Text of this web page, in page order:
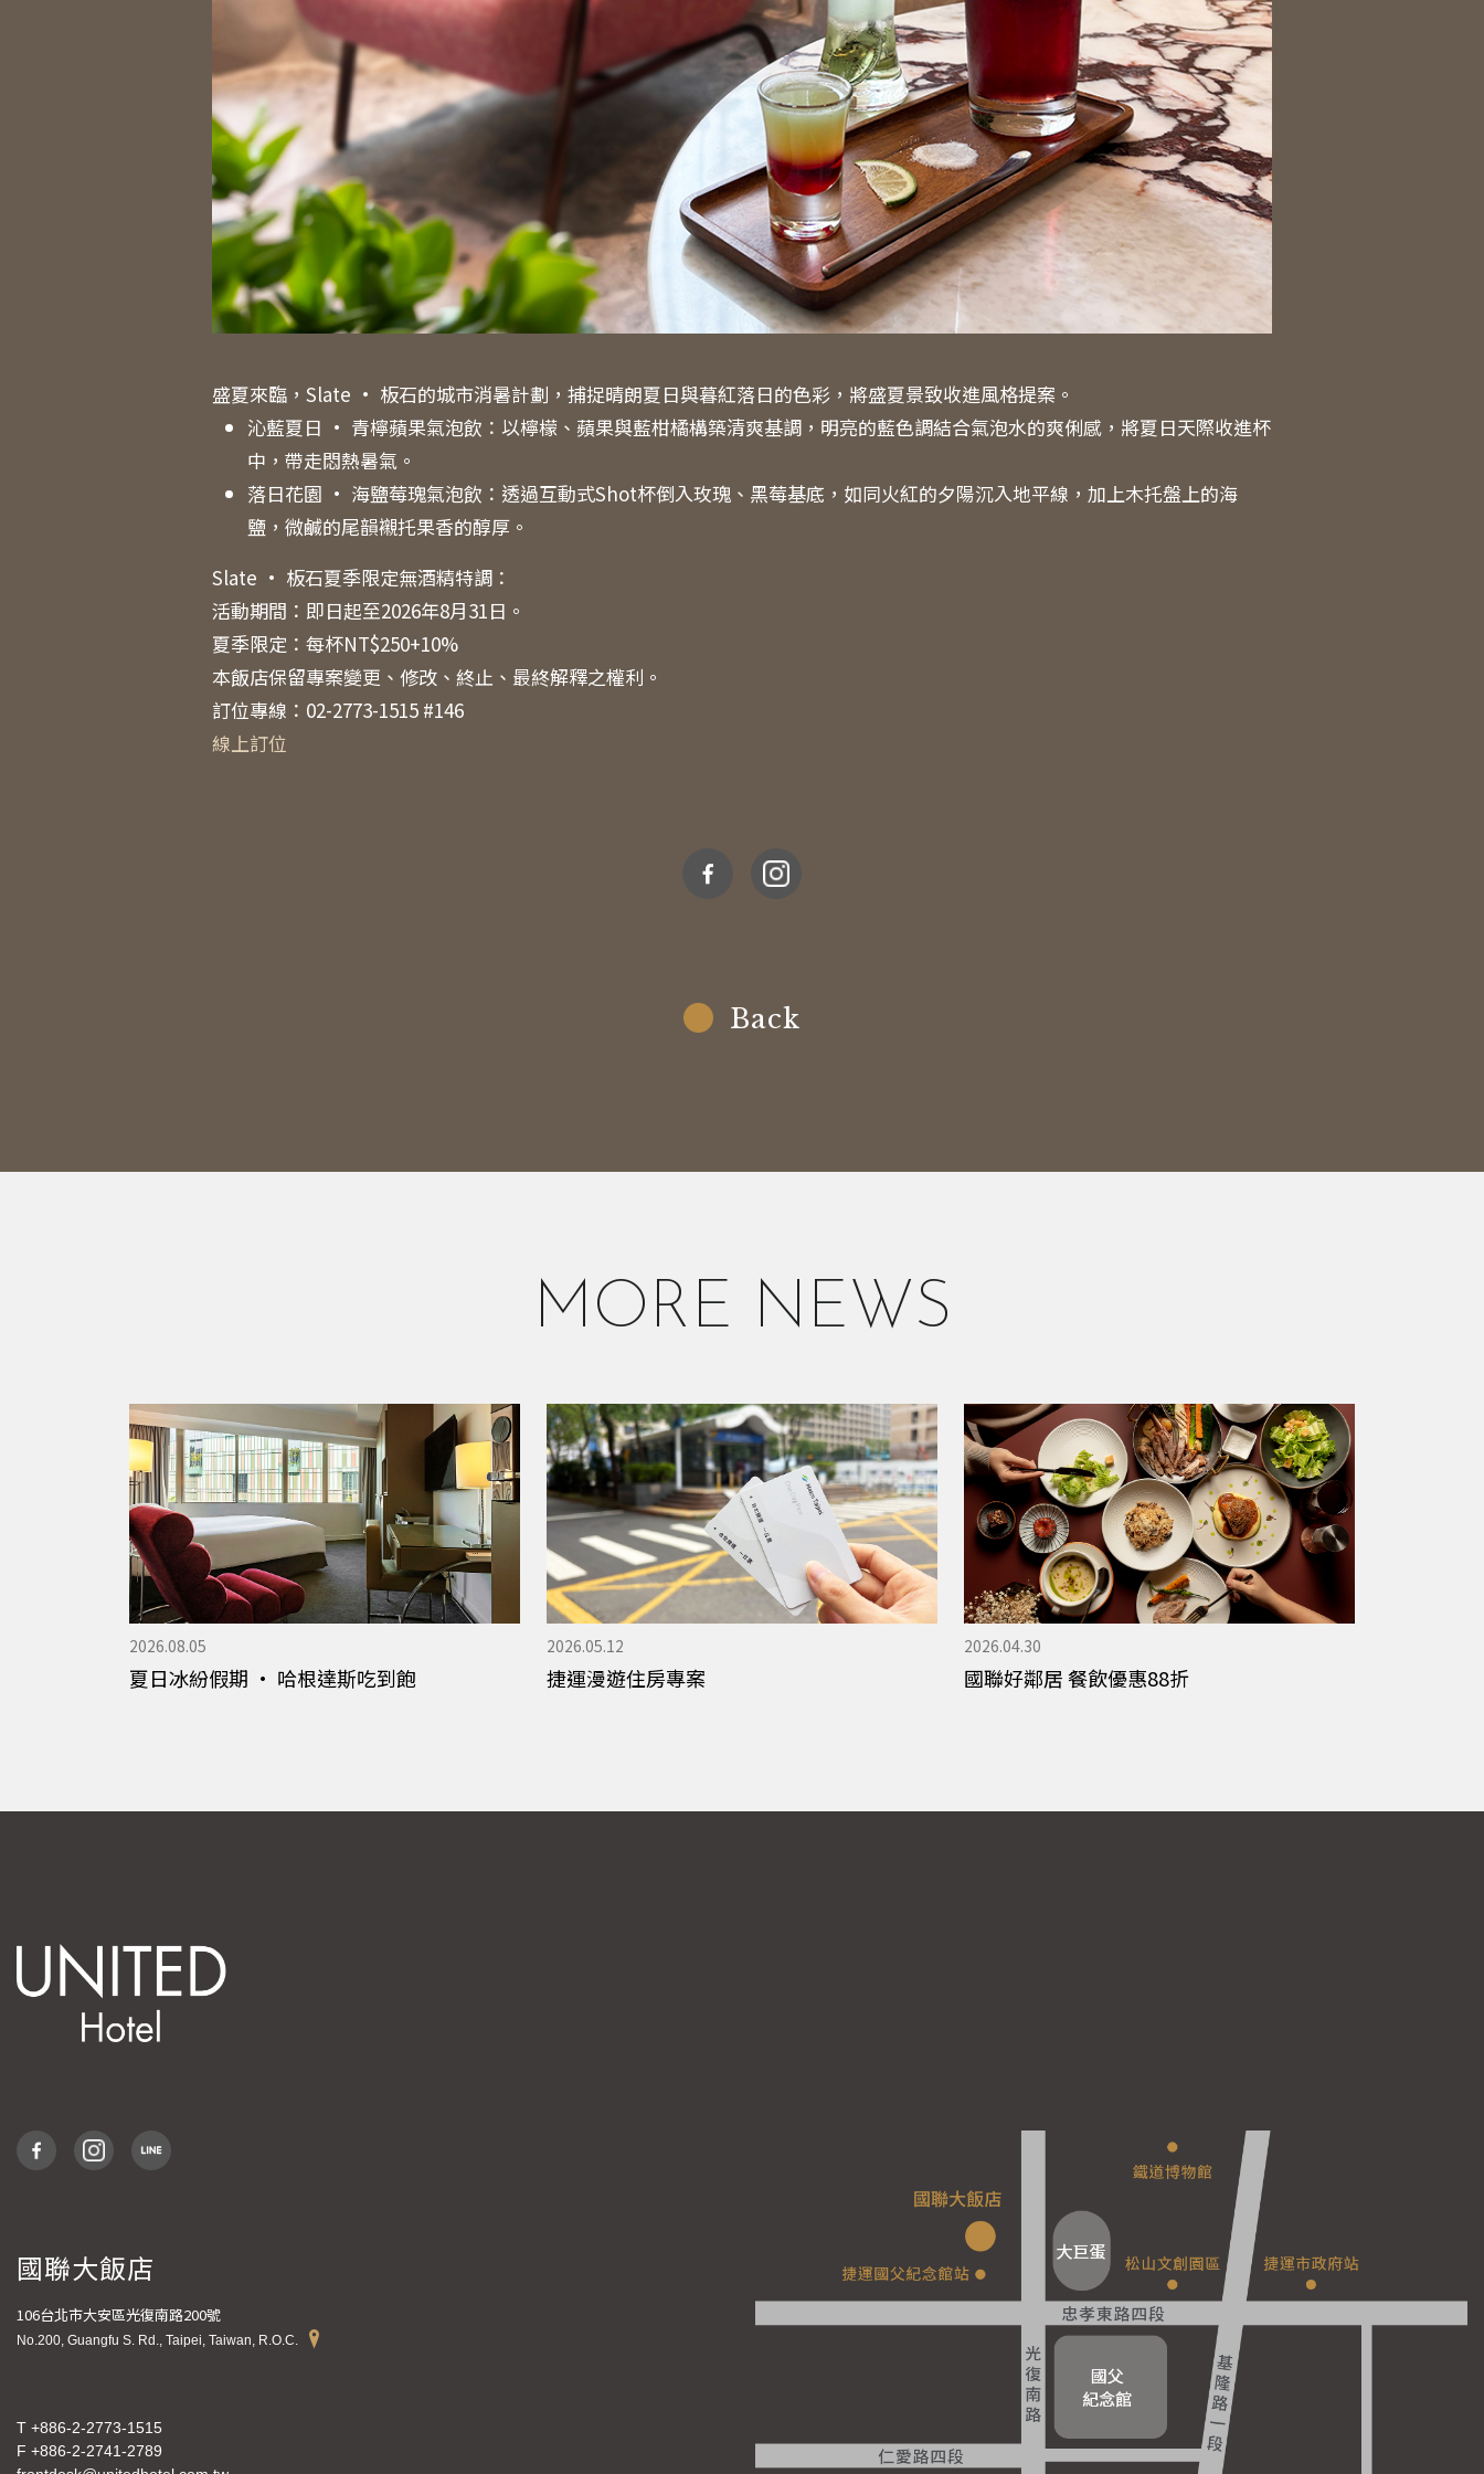
盛夏來臨，Slate · 板石的城市消暑計劃，捕捉晴朗夏日與暮紅落日的色彩，將盛夏景致收進風格提案。
沁藍夏日 · 青檸蘋果氣泡飲：以檸檬、蘋果與藍柑橘構築清爽基調，明亮的藍色調結合氣泡水的爽俐感，將夏日天際收進杯
中，帶走悶熱暑氣。
落日花園 · 海鹽莓瑰氣泡飲：透過互動式Shot杯倒入玫瑰、黑莓基底，如同火紅的夕陽沉入地平線，加上木托盤上的海
鹽，微鹹的尾韻襯托果香的醇厚。
Slate · 板石夏季限定無酒精特調：
活動期間：即日起至2026年8月31日。
夏季限定：每杯NT$250+10%
本飯店保留專案變更、修改、終止、最終解釋之權利。
訂位專線：02-2773-1515 #146
線上訂位
Back
MORE NEWS
2026.08.05
夏日冰紛假期 · 哈根達斯吃到飽
2026.05.12
捷運漫遊住房專案
2026.04.30
國聯好鄰居 餐飲優惠88折
國聯大飯店
106台北市大安區光復南路200號
No.200, Guangfu S. Rd., Taipei, Taiwan, R.O.C.
T +886-2-2773-1515
F +886-2-2741-2789